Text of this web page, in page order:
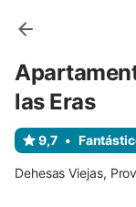
las Eras
9,7 •
Dehesas Viejas,